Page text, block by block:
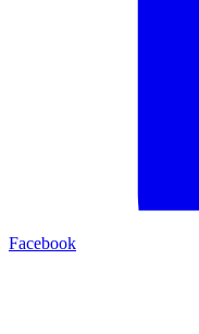
Facebook